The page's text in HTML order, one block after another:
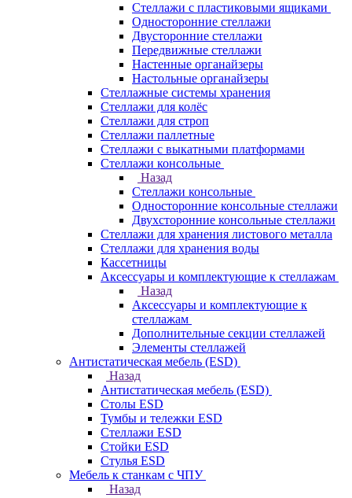
Стеллажи с пластиковыми ящиками
Односторонние стеллажи
Двусторонние стеллажи
Передвижные стеллажи
Настенные органайзеры
Настольные органайзеры
Стеллажные системы хранения
Стеллажи для колёс
Стеллажи для строп
Стеллажи паллетные
Стеллажи с выкатными платформами
Стеллажи консольные
Назад
Стеллажи консольные
Односторонние консольные стеллажи
Двухсторонние консольные стеллажи
Стеллажи для хранения листового металла
Стеллажи для хранения воды
Кассетницы
Аксесcуары и комплектующие к стеллажам
Назад
Аксесcуары и комплектующие к
стеллажам
Дополнительные секции стеллажей
Элементы стеллажей
Антистатическая мебель (ESD)
Назад
Антистатическая мебель (ESD)
Столы ESD
Тумбы и тележки ESD
Стеллажи ESD
Стойки ESD
Стулья ESD
Мебель к станкам с ЧПУ
Назад